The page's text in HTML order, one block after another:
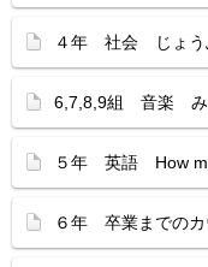
４年 社会 じょう
6,7,8,9組 音楽 み
５年 英語 How
６年 卒業までのカ